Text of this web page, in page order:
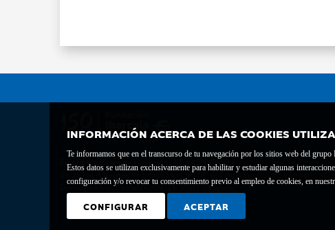
INFORMACIÓN ACERCA DE LAS COOKIES
Te informamos que en el transcurso de tu navegación por los sitios web del
Estos datos se utilizan exclusivamente para habilitar y estudiar algunas
configuración y/o revocar tu consentimiento previo al empleo de cookies, en
CONFIGURAR ACEPTAR
Fundación Bancaria Ibercaja C.I.F. G-50000652.
Inscrita en el Registro de Fundaciones del Mº de Educación, Cultura y Deporte con el
Domicilio social: Joaquín Costa, 13. 50001 Zaragoza.